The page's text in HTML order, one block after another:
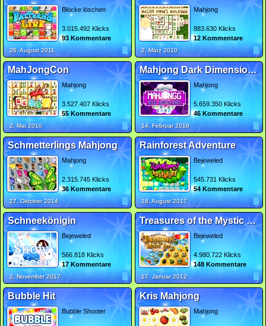
Blöcke löschen
3.015.492 Klicks
93 Kommentare
26. August 2011
Mahjong
883.630 Klicks
12 Kommentare
2. März 2010
MahJongCon
Mahjong
3.527.407 Klicks
55 Kommentare
2. Mai 2010
Mahjong Dark Dimensions Triple Time
Mahjong
5.659.350 Klicks
46 Kommentare
14. Februar 2019
Schmetterlings Mahjong
Mahjong
2.315.745 Klicks
36 Kommentare
27. Oktober 2014
Rainforest Adventure
Bejeweled
545.731 Klicks
54 Kommentare
18. August 2017
Schneekönigin
Bejeweled
566.818 Klicks
17 Kommentare
2. November 2017
Treasures of the Mystic Sea
Bejeweled
4.980.722 Klicks
148 Kommentare
17. Januar 2012
Bubble Hit
Bubble Shooter
Kris Mahjong
Mahjong